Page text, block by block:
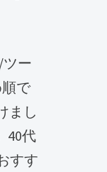
で
まし
40代
すす